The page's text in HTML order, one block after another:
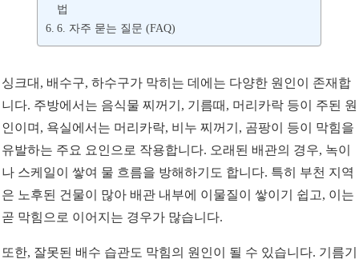
법
6. 자주 묻는 질문 (FAQ)
싱크대, 배수구, 하수구가 막히는 데에는 다양한 원인이 존재합
니다. 주방에서는 음식물 찌꺼기, 기름때, 머리카락 등이 주된 원
인이며, 욕실에서는 머리카락, 비누 찌꺼기, 곰팡이 등이 막힘을
유발하는 주요 요인으로 작용합니다. 오래된 배관의 경우, 녹이
나 스케일이 쌓여 물 흐름을 방해하기도 합니다. 특히 부천 지역
은 노후된 건물이 많아 배관 내부에 이물질이 쌓이기 쉽고, 이는
곧 막힘으로 이어지는 경우가 많습니다.
또한, 잘못된 배수 습관도 막힘의 원인이 될 수 있습니다. 기름기